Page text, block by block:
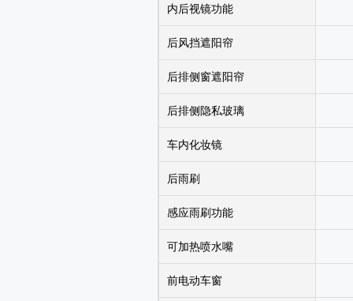
内后视镜功能
后风挡遮阳帘
后排侧窗遮阳帘
后排侧隐私玻璃
车内化妆镜
后雨刷
感应雨刷功能
可加热喷水嘴
前电动车窗